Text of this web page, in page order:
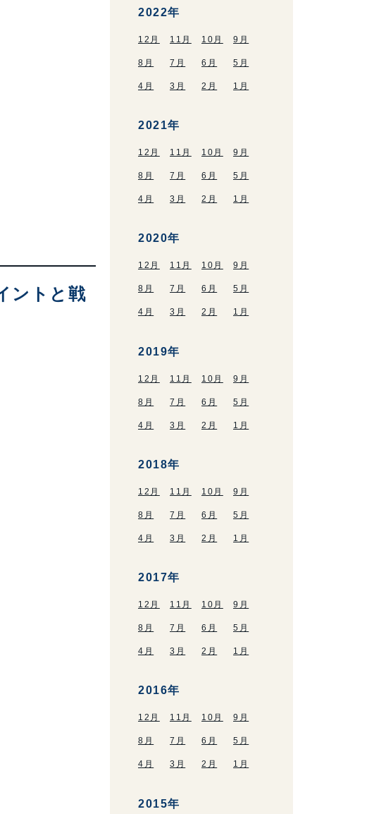
ントと戦
2022年
12月 11月 10月 9月
8月 7月 6月 5月
4月 3月 2月 1月
2021年
12月 11月 10月 9月
8月 7月 6月 5月
4月 3月 2月 1月
2020年
12月 11月 10月 9月
8月 7月 6月 5月
4月 3月 2月 1月
2019年
12月 11月 10月 9月
8月 7月 6月 5月
4月 3月 2月 1月
2018年
12月 11月 10月 9月
8月 7月 6月 5月
4月 3月 2月 1月
2017年
12月 11月 10月 9月
8月 7月 6月 5月
4月 3月 2月 1月
2016年
12月 11月 10月 9月
8月 7月 6月 5月
4月 3月 2月 1月
2015年